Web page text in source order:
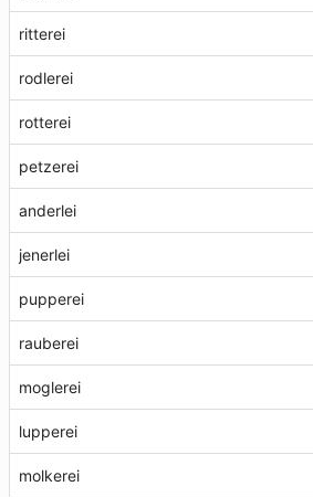
ritterei
rodlerei
rotterei
petzerei
anderlei
jenerlei
pupperei
rauberei
moglerei
lupperei
molkerei